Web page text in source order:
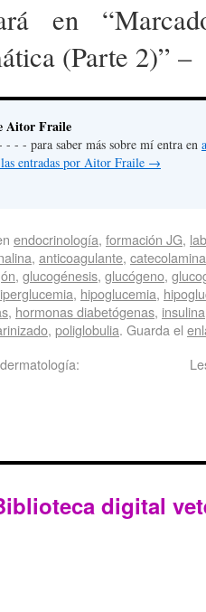
en
(Parte 2)” –
Aitor Fraile
- - para saber más sobre mí entra en
entradas por Aitor Fraile →
endocrinología, formación JG,
, anticoagulante,
, glucogénesis, glucógeno,
, hipoglucemia,
, hormonas diabetógenas, insulina
, poliglobulia. Guarda el
digital